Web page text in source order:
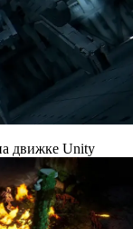
движке Unity